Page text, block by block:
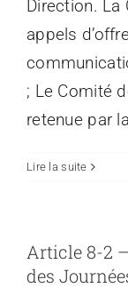
Direction.
appels
; Le Comité
retenue par
Lire la suite
Article 8-2
des